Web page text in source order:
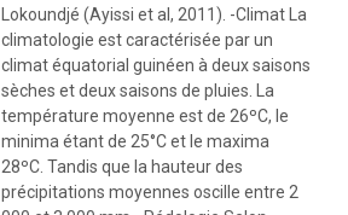
Lokoundjé (Ayissi et al, 2011). -Climat La
climatologie est caractérisée par un
climat équatorial guinéen à deux saisons
sèches et deux saisons de pluies. La
température moyenne est de 26ºC, le
minima étant de 25°C et le maxima
28ºC. Tandis que la hauteur des
précipitations moyennes oscille entre 2